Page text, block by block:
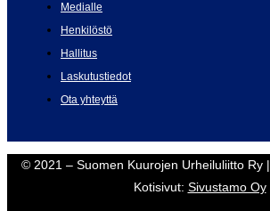
Medialle
Henkilöstö
Hallitus
Laskutustiedot
Ota yhteyttä
© 2021 – Suomen Kuurojen Urheiluliitto Ry |
Kotisivut: Sivustamo Oy